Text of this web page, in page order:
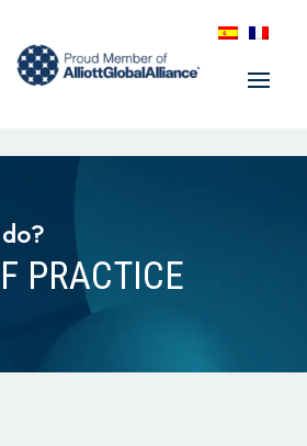
PRACTICE